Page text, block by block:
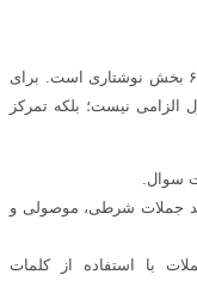
یکی از چالش‌های رایج داوطلبان، توقف در نمره ۶.۵ بخش نوشتاری است. برای
غیرمعمول الزامی نیست؛ بلکه تمرکز
سوال.
جملات شرطی، موصولی و
با استفاده از کلمات